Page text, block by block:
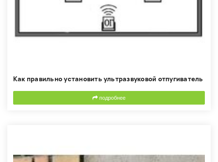
Как правильно установить ультразвуковой отпугиватель
подробнее